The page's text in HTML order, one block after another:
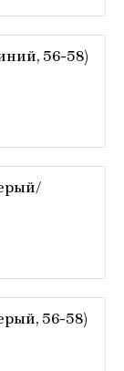
56-58)
56-58)